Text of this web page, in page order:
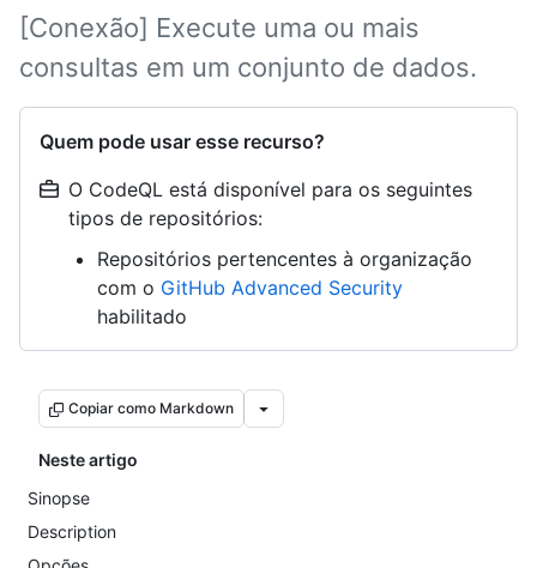
[Conexão] Execute uma ou mais
consultas em um conjunto de dados.
Quem pode usar esse recurso?
O CodeQL está disponível para os seguintes
tipos de repositórios:
Repositórios pertencentes à organização
com o GitHub Advanced Security
habilitado
Copiar como Markdown
Neste artigo
Sinopse
Description